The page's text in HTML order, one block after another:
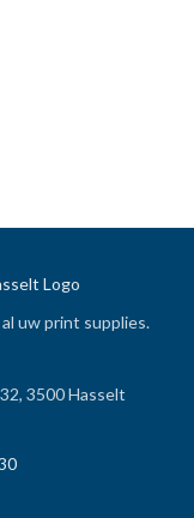
uw print supplies.
3500 Hasselt